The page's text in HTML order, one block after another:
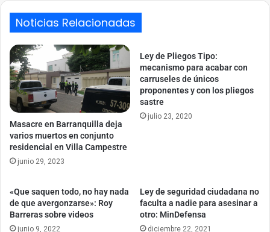
Noticias Relacionadas
Masacre en Barranquilla deja
varios muertos en conjunto
residencial en Villa Campestre
junio 29, 2023
Ley de Pliegos Tipo:
mecanismo para acabar con
carruseles de únicos
proponentes y con los pliegos
sastre
julio 23, 2020
«Que saquen todo, no hay nada
de que avergonzarse»: Roy
Barreras sobre videos
junio 9, 2022
Ley de seguridad ciudadana no
faculta a nadie para asesinar a
otro: MinDefensa
diciembre 22, 2021